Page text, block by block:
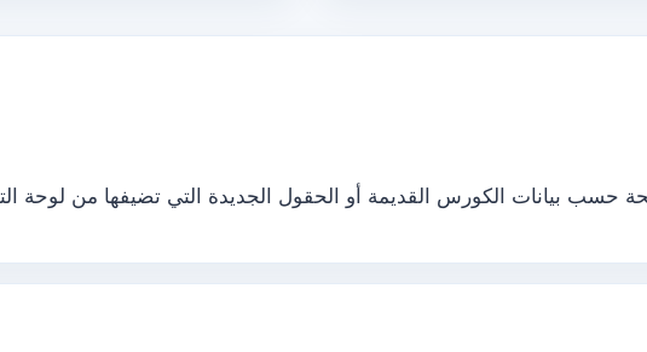
حسب بيانات الكورس القديمة أو الحقول الجديدة التي تضيفها من لوحة